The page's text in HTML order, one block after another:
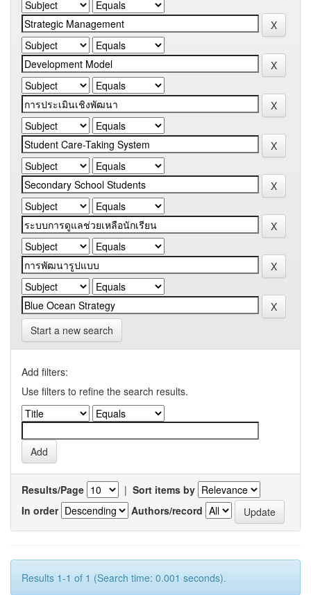
Start a new search
Add filters:
Use filters to refine the search results.
Results/Page | Sort items by
In order
Authors/record
Results 1-1 of 1 (Search time: 0.001 seconds).